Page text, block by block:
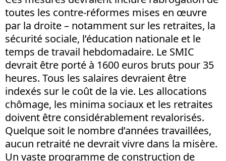
toutes les contre-réformes mises en œuvre
par la droite – notamment sur les retraites, la
sécurité sociale, l’éducation nationale et le
temps de travail hebdomadaire. Le SMIC
devrait être porté à 1600 euros bruts pour 35
heures. Tous les salaires devraient être
indexés sur le coût de la vie. Les allocations
chômage, les minima sociaux et les retraites
doivent être considérablement revalorisés.
Quelque soit le nombre d’années travaillées,
aucun retraité ne devrait vivre dans la misère.
Un vaste programme de construction de